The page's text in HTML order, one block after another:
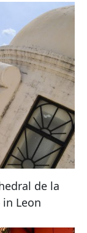
de la
Leon